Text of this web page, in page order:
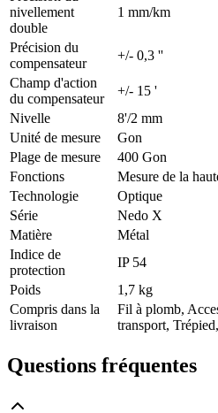
nivellement
double
1 mm/km
Précision du
compensateur
+/- 0,3 ''
Champ d'action
du compensateur
+/- 15 '
Nivelle
8'/2 mm
Unité de mesure
Gon
Plage de mesure
400 Gon
Fonctions
Mesure de la
Technologie
Optique
Série
Nedo X
Matière
Métal
Indice de
protection
IP 54
Poids
1,7 kg
Compris dans la
livraison
Fil à plomb,
transport,
Questions fréquentes